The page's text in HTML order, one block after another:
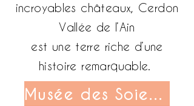
incroyables châteaux, Cerdon
Vallée de l’Ain
est une terre riche d’une
histoire remarquable.
Musée des Soieries Bonnet